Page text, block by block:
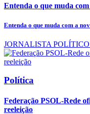
Entenda o que muda
Entenda o que muda com a
JORNALISTA POLÍTICO
Política
Federação PSOL-Rede
reeleição